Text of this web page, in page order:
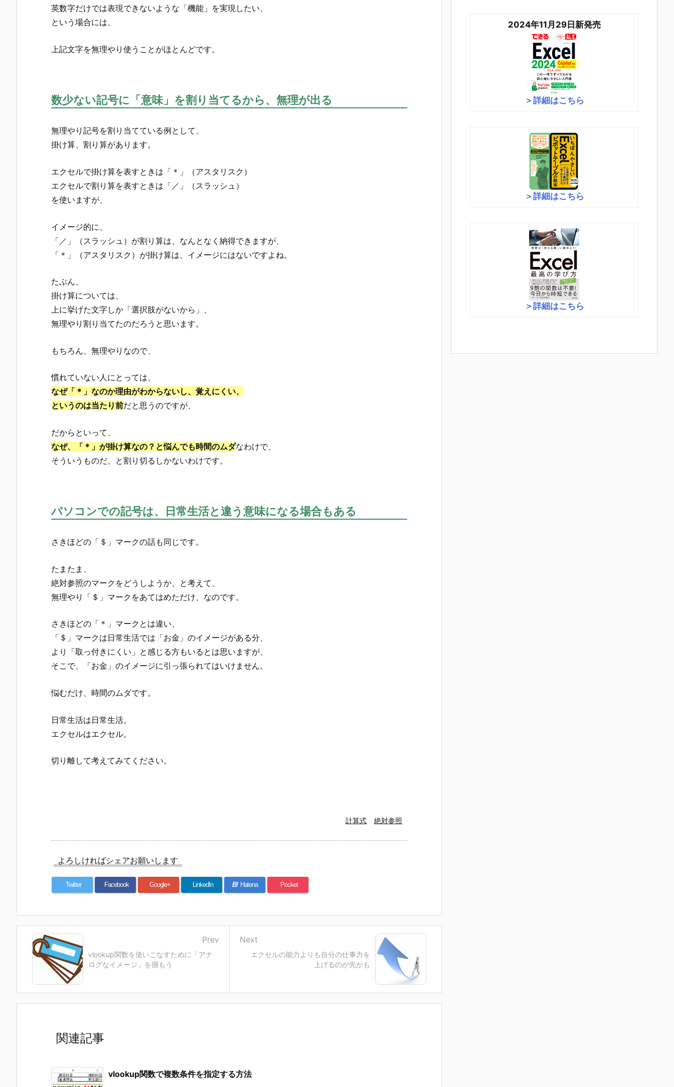
英数字だけでは表現できないような「機能」を実現したい、
という場合には、
上記文字を無理やり使うことがほとんどです。
数少ない記号に「意味」を割り当てるから、無理が出る
無理やり記号を割り当てている例として、
掛け算、割り算があります。
エクセルで掛け算を表すときは「＊」（アスタリスク）
エクセルで割り算を表すときは「／」（スラッシュ）
を使いますが、
イメージ的に、
「／」（スラッシュ）が割り算は、なんとなく納得できますが、
「＊」（アスタリスク）が掛け算は、イメージにはないですよね。
たぶん、
掛け算については、
上に挙げた文字しか「選択肢がないから」、
無理やり割り当てたのだろうと思います。
もちろん、無理やりなので、
慣れていない人にとっては、
なぜ「＊」なのか理由がわからないし、覚えにくい、
というのは当たり前だと思うのですが、
だからといって、
なぜ、「＊」が掛け算なの？と悩んでも時間のムダなわけで、
そういうものだ、と割り切るしかないわけです。
パソコンでの記号は、日常生活と違う意味になる場合もある
さきほどの「＄」マークの話も同じです。
たまたま、
絶対参照のマークをどうしようか、と考えて、
無理やり「＄」マークをあてはめただけ、なのです。
さきほどの「＊」マークとは違い、
「＄」マークは日常生活では「お金」のイメージがある分、
より「取っ付きにくい」と感じる方もいるとは思いますが、
そこで、「お金」のイメージに引っ張られてはいけません。
悩むだけ、時間のムダです。
日常生活は日常生活。
エクセルはエクセル。
切り離して考えてみてください。
計算式 絶対参照
よろしければシェアお願いします
Twitter Facebook Google+ LinkedIn B! Hatena Pocket
エクセルの能力よりも自分の仕事力を
上げるのが先かも
Next
vlookup関数を使いこなすために「アナ
ログなイメージ」を掴もう
Prev
関連記事
vlookup関数で複数条件を指定する方法
2024年11月29日新発売
＞詳細はこちら
＞詳細はこちら
＞詳細はこちら